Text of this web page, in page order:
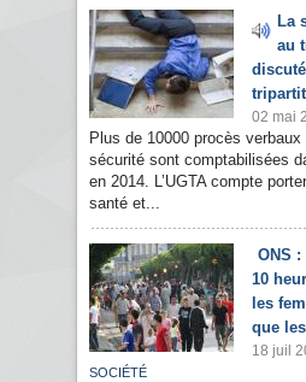
La
au
02 mai
Plus de 10000 procès
sécurité sont comptabilisées
en 2014. L’UGTA compte
santé et...
ONS :
10
les
que
18 juil
SOCIÉTÉ